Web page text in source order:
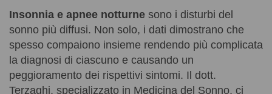
Insonnia e apnee notturne sono i disturbi del
sonno più diffusi. Non solo, i dati dimostrano che
spesso compaiono insieme rendendo più complicata
la diagnosi di ciascuno e causando un
peggioramento dei rispettivi sintomi. Il dott.
Terzaghi, specializzato in Medicina del Sonno, ci